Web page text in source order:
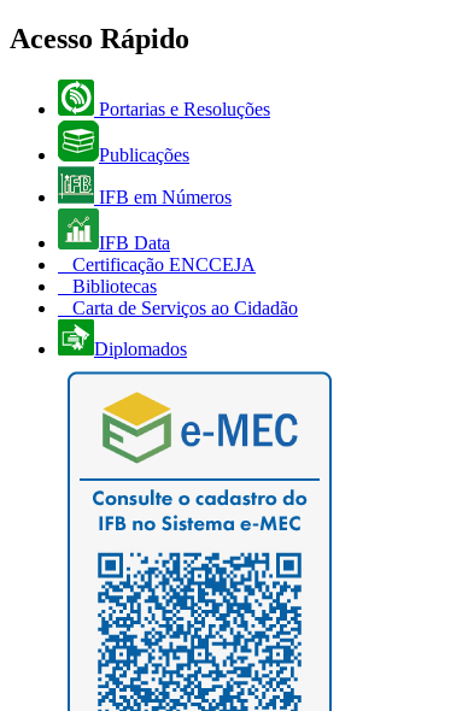
Acesso Rápido
Portarias e Resoluções
Publicações
IFB em Números
IFB Data
Certificação ENCCEJA
Bibliotecas
Carta de Serviços ao Cidadão
Diplomados